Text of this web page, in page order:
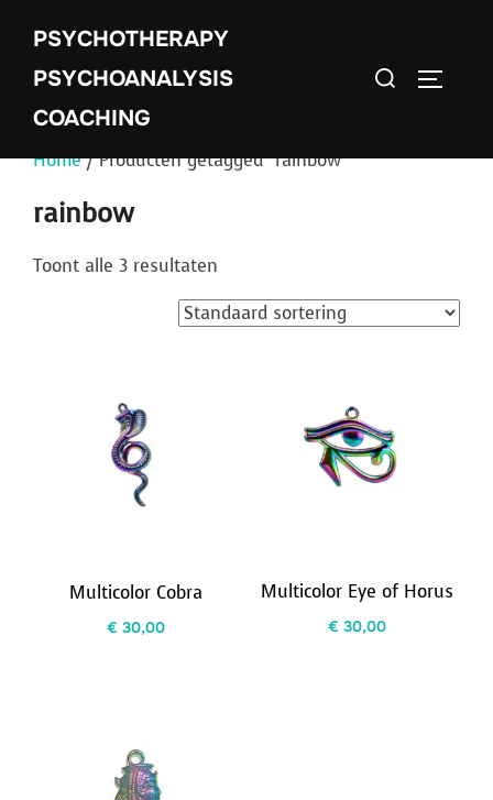
naar
inhoud
PSYCHOTHERAPY
PSYCHOANALYSIS
COACHING
Zoek
Home/ Producten getagged “rainbow”
rainbow
Toont alle 3 resultaten
Multicolor Cobra
€ 30,00
Multicolor Eye of Horus
€ 30,00